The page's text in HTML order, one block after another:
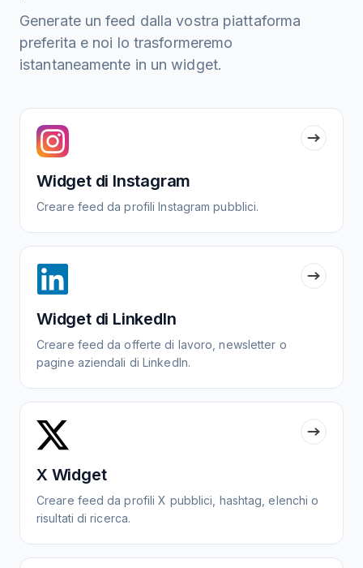
Generate un feed dalla vostra piattaforma
preferita e noi lo trasformeremo
istantaneamente in un widget.
Widget di Instagram
Creare feed da profili Instagram pubblici.
Widget di LinkedIn
Creare feed da offerte di lavoro, newsletter o
pagine aziendali di LinkedIn.
X Widget
Creare feed da profili X pubblici, hashtag, elenchi o
risultati di ricerca.